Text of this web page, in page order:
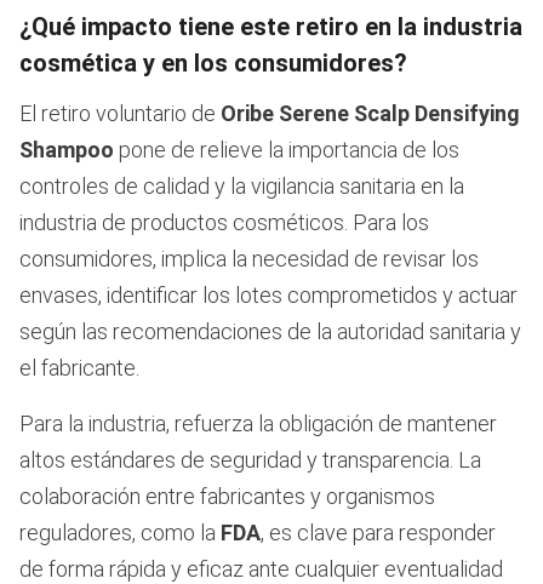
¿Qué impacto tiene este retiro en la industria
cosmética y en los consumidores?
El retiro voluntario de Oribe Serene Scalp Densifying
Shampoo pone de relieve la importancia de los
controles de calidad y la vigilancia sanitaria en la
industria de productos cosméticos. Para los
consumidores, implica la necesidad de revisar los
envases, identificar los lotes comprometidos y actuar
según las recomendaciones de la autoridad sanitaria y
el fabricante.
Para la industria, refuerza la obligación de mantener
altos estándares de seguridad y transparencia. La
colaboración entre fabricantes y organismos
reguladores, como la FDA, es clave para responder
de forma rápida y eficaz ante cualquier eventualidad